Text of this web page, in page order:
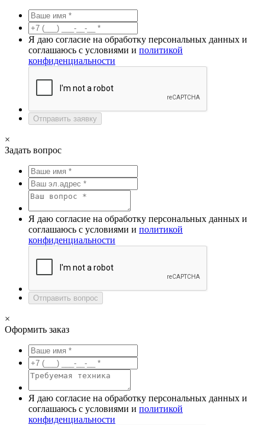
Я даю согласие на обработку персональных данных и
соглашаюсь с условиями и политикой
конфиденциальности
Отправить заявку
×
Задать вопрос
Я даю согласие на обработку персональных данных и
соглашаюсь с условиями и политикой
конфиденциальности
Отправить вопрос
×
Оформить заказ
Я даю согласие на обработку персональных данных и
соглашаюсь с условиями и политикой
конфиденциальности